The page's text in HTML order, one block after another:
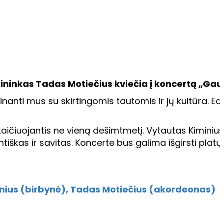
Tadas Motiečius kviečia į koncertą
mus su skirtingomis tautomis ir jų kultūra.
ne vieną dešimtmetį. Vytautas
ir savitas. Koncerte bus galima išgirsti
(birbynė), Tadas Motiečius (akordeonas)